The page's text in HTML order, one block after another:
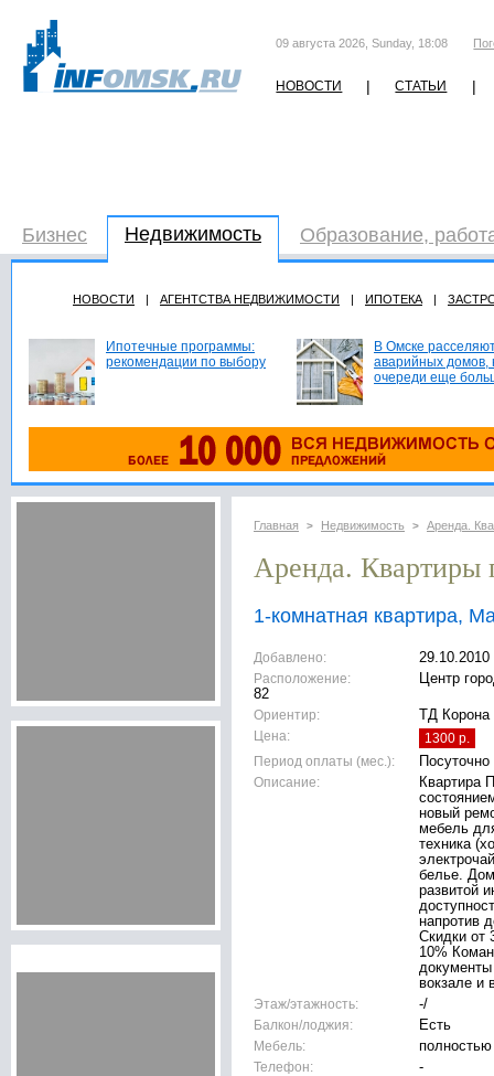
09 августа 2026, Sunday, 18:08
НОВОСТИ | СТАТЬИ |
Бизнес Недвижимость Образование,
НОВОСТИ | АГЕНТСТВА НЕДВИЖИМОСТИ | ИПОТЕКА |
Ипотечные программы:
рекомендации по выбору
В Омске
аварийных домов,
очереди еще
Главная > Недвижимость > Аренда.
Аренда. Квартиры
1-комнатная квартира,
Добавлено:
29.10.2010
Расположение:
Центр
82
Ориентир:
ТД Корона
Цена:
1300 р.
Период оплаты (мес.):
Посуточно
Описание:
Квартира
новый
мебель
техника
белье.
развитой
напротив
Скидки от
10%
вокзале и
Этаж/этажность:
-/
Балкон/лоджия:
Есть
Мебель:
полностью
Телефон:
-